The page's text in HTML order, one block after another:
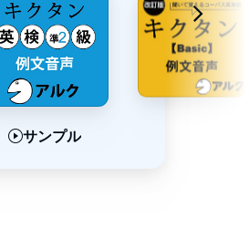
サンプル